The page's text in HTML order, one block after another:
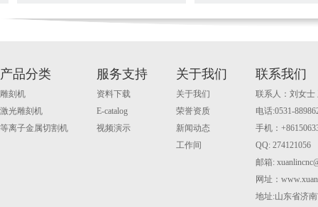
产品分类
雕刻机
激光雕刻机
等离子金属切割机
服务支持
资料下载
E-catalog
视频演示
关于我们
关于我们
荣誉资质
新闻动态
工作间
联系我们
联系人：刘女士
电话:0531-
手机：
QQ: 274121056
邮箱:
网址：
地址:山东省济